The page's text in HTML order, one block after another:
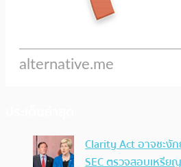
Clarity Act อาจชะงั
SEC ตรวจสอบเหรี